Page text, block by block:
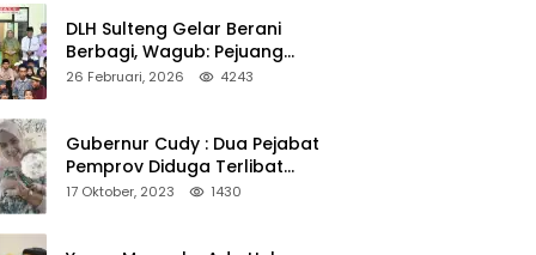
DLH Sulteng Gelar Berani
Berbagi, Wagub: Pejuang
Lingkungan Harus Jadi Teladan
26 Februari, 2026 4243
Gubernur Cudy : Dua Pejabat
Pemprov Diduga Terlibat
Asmara Terlarang Sudah di
17 Oktober, 2023 1430